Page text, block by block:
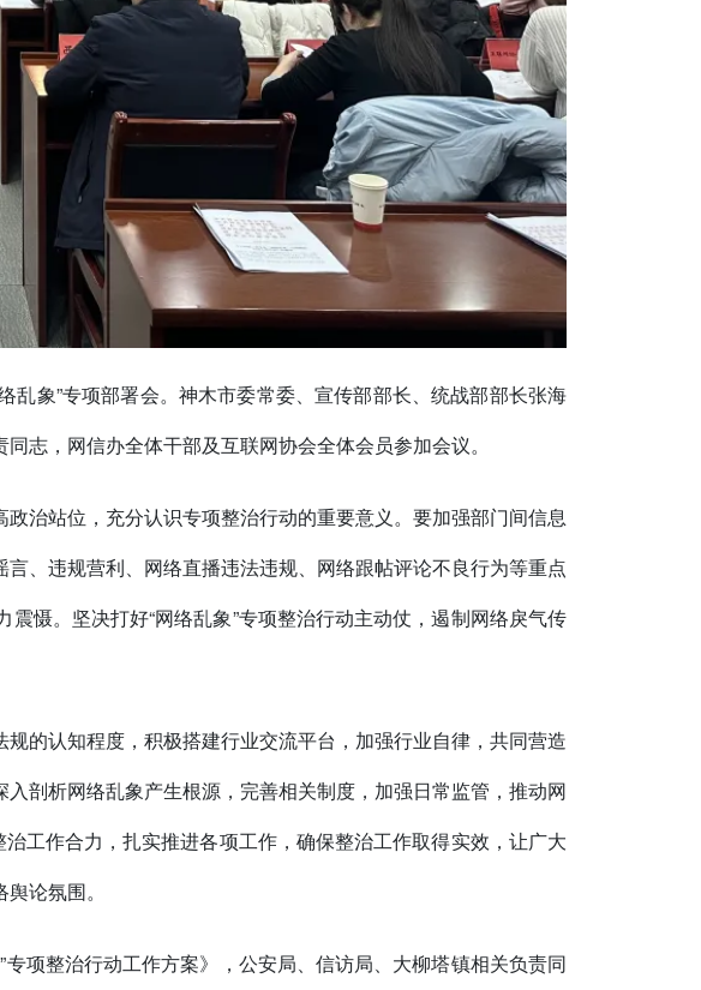
象”专项部署会。神木市委常委、宣传部部长、统战部部长张海
志，网信办全体干部及互联网协会全体会员参加会议。
治站位，充分认识专项整治行动的重要意义。要加强部门间信息
、违规营利、网络直播违法违规、网络跟帖评论不良行为等重点
慑。坚决打好“网络乱象”专项整治行动主动仗，遏制网络戾气传
的认知程度，积极搭建行业交流平台，加强行业自律，共同营造
剖析网络乱象产生根源，完善相关制度，加强日常监管，推动网
工作合力，扎实推进各项工作，确保整治工作取得实效，让广大
论氛围。
项整治行动工作方案》，公安局、信访局、大柳塔镇相关负责同